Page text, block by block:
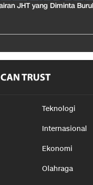
JHT yang Diminta
Teknologi
Internasional
Ekonomi
Olahraga